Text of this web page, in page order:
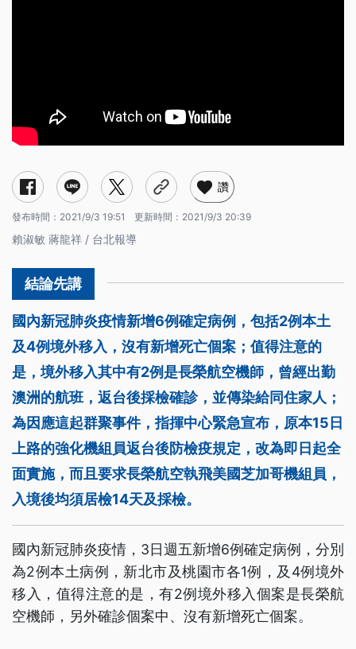
讚
發布時間： 2021/9/3 19:51 更新時間： 2021/9/3 20:39
賴淑敏 蔣龍祥 / 台北報導
國內新冠肺炎疫情新增6例確定病例，包括2例本土
及4例境外移入，沒有新增死亡個案；值得注意的
是，境外移入其中有2例是長榮航空機師，曾經出勤
澳洲的航班，返台後採檢確診，並傳染給同住家人；
為因應這起群聚事件，指揮中心緊急宣布，原本15日
上路的強化機組員返台後防檢疫規定，改為即日起全
面實施，而且要求長榮航空執飛美國芝加哥機組員，
入境後均須居檢14天及採檢。
國內新冠肺炎疫情，3日週五新增6例確定病例，分別
為2例本土病例，新北市及桃園市各1例，及4例境外
移入，值得注意的是，有2例境外移入個案是長榮航
空機師，另外確診個案中、沒有新增死亡個案。